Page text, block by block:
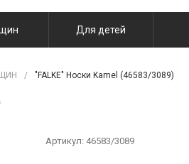
Для детей
/ "FALKE" Носки Kamel (46583/3089)
Артикул: 46583/3089